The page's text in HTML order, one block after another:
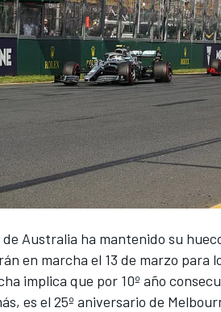
de Australia ha mantenido su
en marcha el 13 de marzo para
implica que por 10º año
es el 25º aniversario de